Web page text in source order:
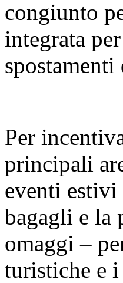
congiunto
integrata
Per
principali
eventi estivi
bagagli e
omaggi –
turistiche e